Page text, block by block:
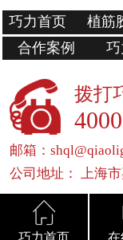
巧力首页 植筋
合作案例
拨打
邮箱：
公司地址： 上海
巧力首页 在